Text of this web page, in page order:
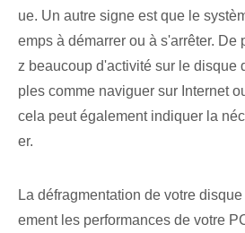
ue. Un autre signe est que le
emps à démarrer ou à s'arrêter. De
z beaucoup d'activité sur le disque
ples comme naviguer sur Internet
cela peut également indiquer la
er.
La défragmentation de votre
ement les performances de votre